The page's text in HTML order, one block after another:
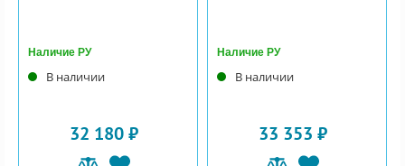
Наличие РУ
В наличии
32 180 ₽
Наличие РУ
В наличии
33 353 ₽